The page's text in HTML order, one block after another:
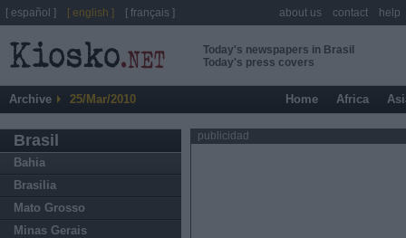
Today's newspapers in Brasil
Today's press covers
Archive 25/Mar/2010 Home Africa
Brasil
Bahia
Brasilia
Mato Grosso
Minas Gerais
publicidad
[ español ] [ english ] [ français ] about us contact help